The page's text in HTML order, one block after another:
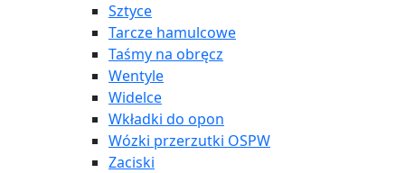
Sztyce
Tarcze hamulcowe
Taśmy na obręcz
Wentyle
Widelce
Wkładki do opon
Wózki przerzutki OSPW
Zaciski